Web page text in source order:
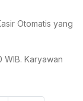
Otomatis yang
Karyawan